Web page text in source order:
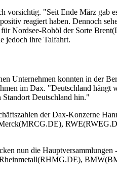
vorsichtig. "Seit Ende März
reagiert haben. Dennoch
Nordsee-Rohöl der Sorte
jedoch ihre Talfahrt.
Unternehmen konnten in der
im Dax. "Deutschland
Standort Deutschland hin."
der Dax-Konzerne
nun die